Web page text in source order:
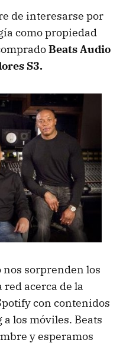
de interesarse por
como propiedad
Beats Audio
S3.
nos sorprenden los
acerca de la
con contenidos
los móviles. Beats
y esperamos